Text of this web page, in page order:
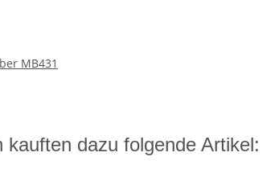
MB431
kauften dazu folgende Artikel: